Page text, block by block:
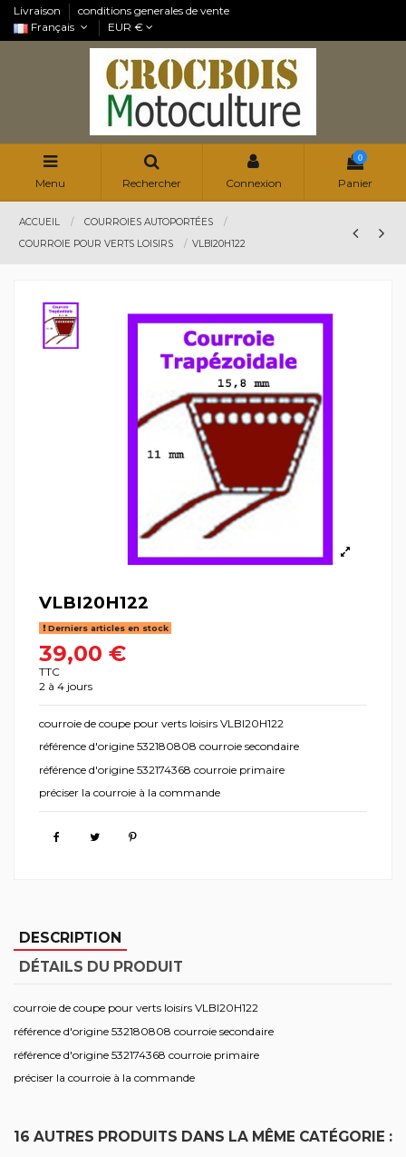
Livraison
conditions generales de vente
Français
EUR €
Menu Rechercher Connexion
0
Panier
ACCUEIL
COURROIES AUTOPORTÉES
COURROIE POUR VERTS LOISIRS
VLBI20H122
VLBI20H122
Derniers articles en stock
39,00 €
TTC
2 à 4 jours
courroie de coupe pour verts loisirs VLBI20H122
référence d'origine 532180808 courroie secondaire
référence d'origine 532174368 courroie primaire
préciser la courroie à la commande
DESCRIPTION
DÉTAILS DU PRODUIT
courroie de coupe pour verts loisirs VLBI20H122
référence d'origine 532180808 courroie secondaire
référence d'origine 532174368 courroie primaire
préciser la courroie à la commande
16 AUTRES PRODUITS DANS LA MÊME CATÉGORIE :